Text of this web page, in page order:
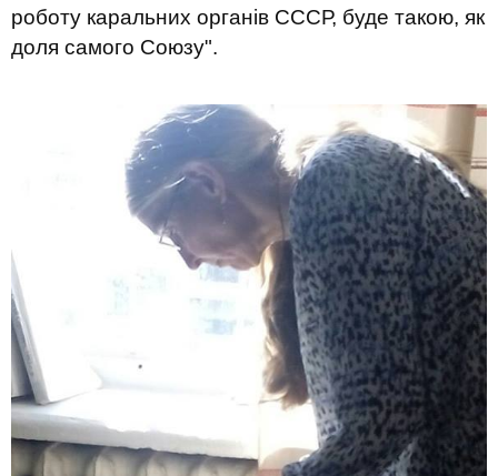
роботу каральних органів СССР, буде такою, як
доля самого Союзу".